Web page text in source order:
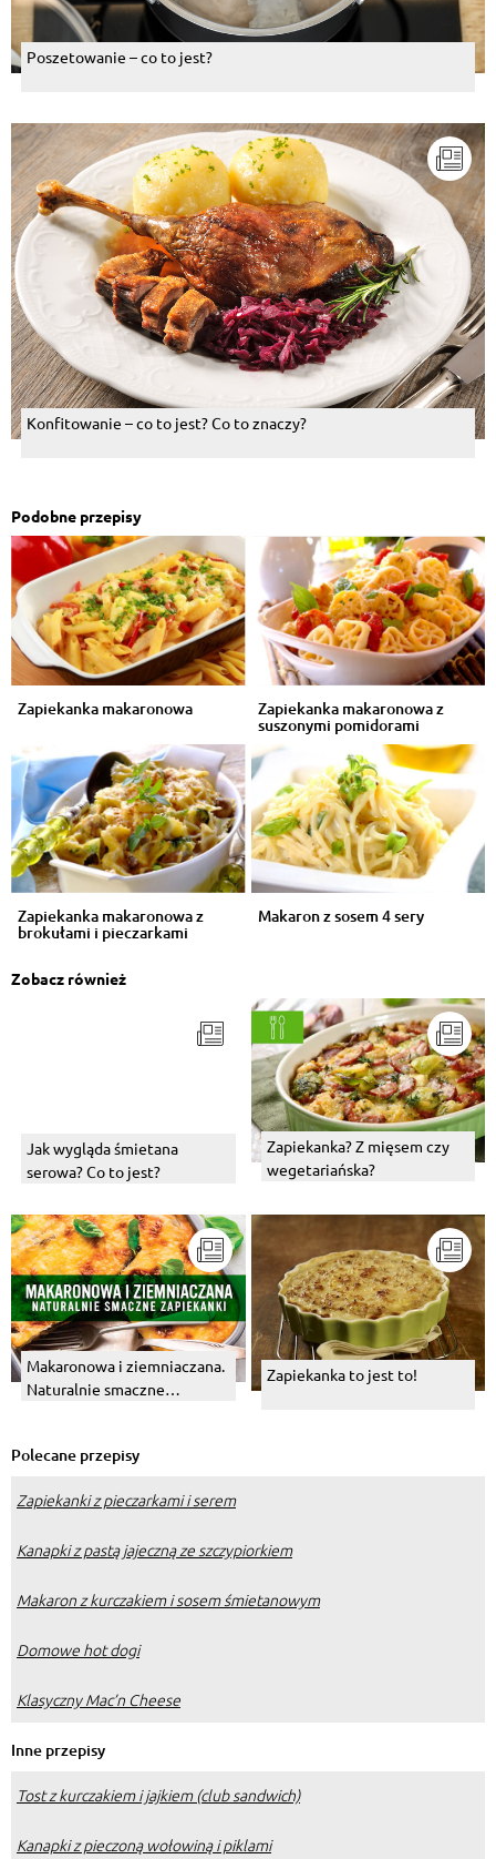
Poszetowanie – co to jest?
Konfitowanie – co to jest? Co to znaczy?
Podobne przepisy
Zapiekanka makaronowa Zapiekanka makaronowa z
suszonymi pomidorami
Zapiekanka makaronowa z
brokułami i pieczarkami
Makaron z sosem 4 sery
Zobacz również
Jak wygląda śmietana
serowa? Co to jest?
Zapiekanka? Z mięsem czy
wegetariańska?
Makaronowa i ziemniaczana.
Naturalnie smaczne
Zapiekanka to jest to!
Polecane przepisy
Zapiekanki z pieczarkami i serem
Kanapki z pastą jajeczną ze szczypiorkiem
Makaron z kurczakiem i sosem śmietanowym
Domowe hot dogi
Klasyczny Mac’n Cheese
Inne przepisy
Tost z kurczakiem i jajkiem (club sandwich)
Kanapki z pieczoną wołowiną i piklami